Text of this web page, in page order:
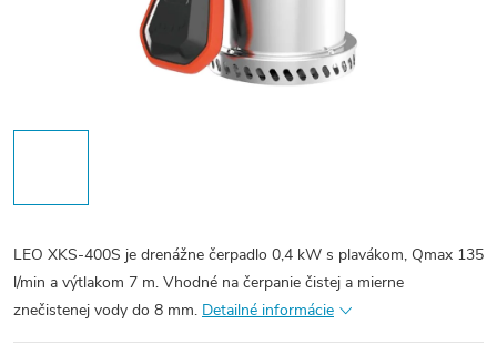
LEO XKS-400S je drenážne čerpadlo 0,4 kW s plavákom, Qmax 135
l/min a výtlakom 7 m. Vhodné na čerpanie čistej a mierne
znečistenej vody do 8 mm. Detailné informácie